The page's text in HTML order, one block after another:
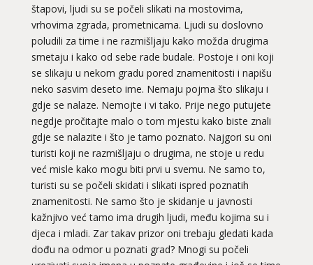
štapovi, ljudi su se počeli slikati na mostovima,
vrhovima zgrada, prometnicama. Ljudi su doslovno
poludili za time i ne razmišljaju kako možda drugima
smetaju i kako od sebe rade budale. Postoje i oni koji
se slikaju u nekom gradu pored znamenitosti i napišu
neko sasvim deseto ime. Nemaju pojma što slikaju i
gdje se nalaze. Nemojte i vi tako. Prije nego putujete
negdje pročitajte malo o tom mjestu kako biste znali
gdje se nalazite i što je tamo poznato. Najgori su oni
turisti koji ne razmišljaju o drugima, ne stoje u redu
već misle kako mogu biti prvi u svemu. Ne samo to,
turisti su se počeli skidati i slikati ispred poznatih
znamenitosti. Ne samo što je skidanje u javnosti
kažnjivo već tamo ima drugih ljudi, među kojima su i
djeca i mladi. Zar takav prizor oni trebaju gledati kada
dođu na odmor u poznati grad? Mnogi su počeli